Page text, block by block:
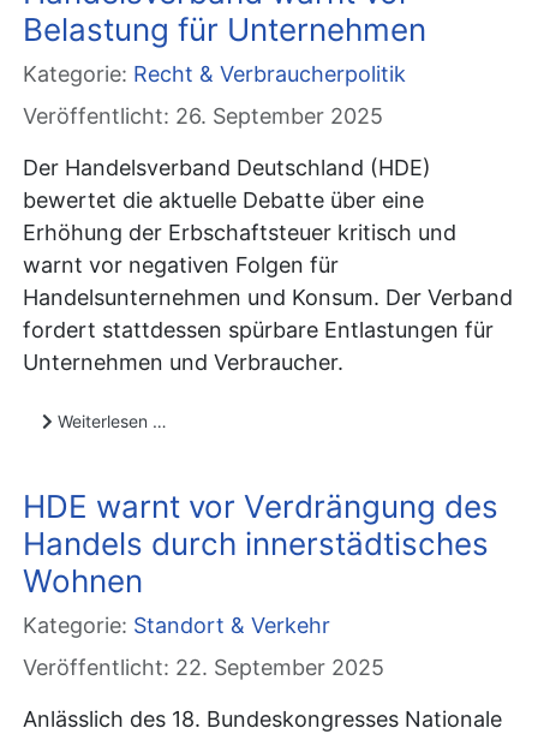
Belastung für Unternehmen
Kategorie: Recht & Verbraucherpolitik
Veröffentlicht: 26. September 2025
Der Handelsverband Deutschland (HDE)
bewertet die aktuelle Debatte über eine
Erhöhung der Erbschaftsteuer kritisch und
warnt vor negativen Folgen für
Handelsunternehmen und Konsum. Der Verband
fordert stattdessen spürbare Entlastungen für
Unternehmen und Verbraucher.
Weiterlesen …
HDE warnt vor Verdrängung des
Handels durch innerstädtisches
Wohnen
Kategorie: Standort & Verkehr
Veröffentlicht: 22. September 2025
Anlässlich des 18. Bundeskongresses Nationale